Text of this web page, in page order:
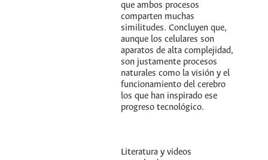
que ambos procesos
comparten muchas
similitudes. Concluyen que,
aunque los celulares son
aparatos de alta complejidad,
son justamente procesos
naturales como la visión y el
funcionamiento del cerebro
los que han inspirado ese
progreso tecnológico.
Literatura y videos